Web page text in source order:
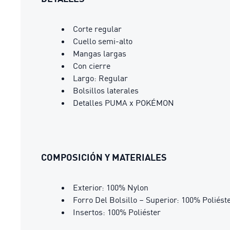
Corte regular
Cuello semi-alto
Mangas largas
Con cierre
Largo: Regular
Bolsillos laterales
Detalles PUMA x POKÉMON
COMPOSICIÓN Y MATERIALES
Exterior: 100% Nylon
Forro Del Bolsillo – Superior: 100%
Insertos: 100% Poliéster